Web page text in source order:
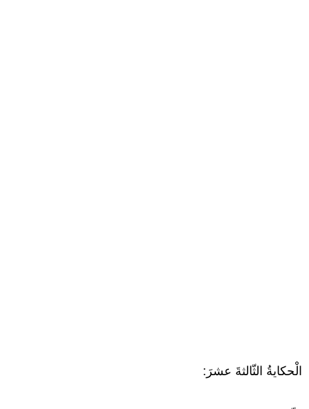
الْحكايةُ الثّالثةَ عشرَ: